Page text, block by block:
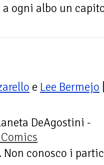
a ogni albo un
e Lee Bermejo
DeAgostini -
Non conosco i